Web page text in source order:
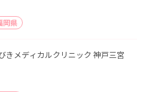
岡県
きメディカルクリニック 神戸三宮